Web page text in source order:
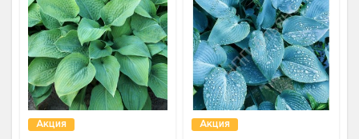
Акция Акция